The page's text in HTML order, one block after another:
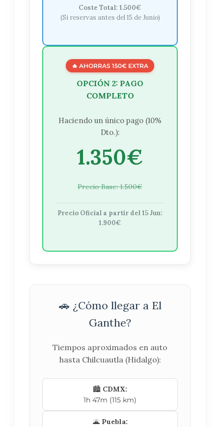
Coste Total: 1.500€
(Si reservas antes del 15 de Junio)
🔥 AHORRAS 150€ EXTRA
OPCIÓN 2: PAGO
COMPLETO
Haciendo un único pago (10%
Dto.):
1.350€
Precio Base: 1.500€
Precio Oficial a partir del 15 Jun:
1.900€
🚗 ¿Cómo llegar a El
Ganthe?
Tiempos aproximados en auto
hasta Chilcuautla (Hidalgo):
🏙️ CDMX:
1h 47m (115 km)
🌋 Puebla: